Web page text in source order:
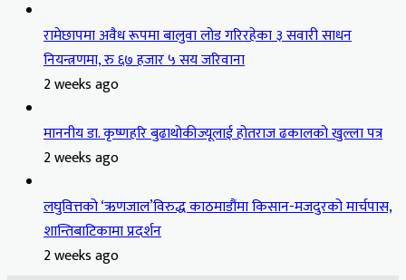
रामेछापमा अवैध रूपमा बालुवा लोड गरिरहेका ३ सवारी साधन
नियन्त्रणमा, रु ६७ हजार ५ सय जरिवाना
2 weeks ago
माननीय डा. कृष्णहरि बुढाथोकीज्यूलाई होतराज ढकालको खुल्ला पत्र
2 weeks ago
लघुवित्तको ‘ऋणजाल’विरुद्ध काठमाडौंमा किसान-मजदुरको मार्चपास,
शान्तिबाटिकामा प्रदर्शन
2 weeks ago